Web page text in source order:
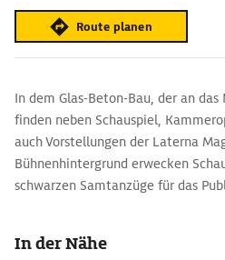
Route planen
In dem Glas-Beton-Bau, der an
finden neben Schauspiel,
auch Vorstellungen der Laterna
Bühnenhintergrund erwecken
schwarzen Samtanzüge für das
diese Spielart in den sechziger
In der Nähe